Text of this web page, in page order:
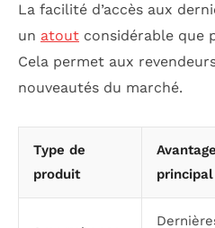
La facilité d’accès aux
un atout considérable que
Cela permet aux
nouveautés du marché.
Type de
produit
Avantage
principal